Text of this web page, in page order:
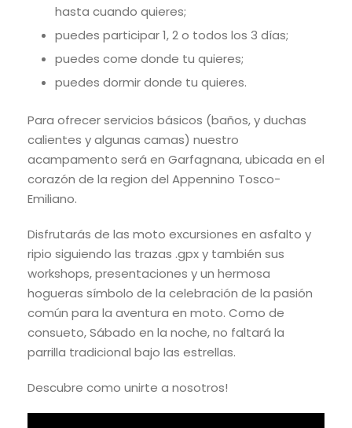
hasta cuando quieres;
puedes participar 1, 2 o todos los 3 días;
puedes come donde tu quieres;
puedes dormir donde tu quieres.
Para ofrecer servicios básicos (baños, y duchas
calientes y algunas camas) nuestro
acampamento será en Garfagnana, ubicada en el
corazón de la region del Appennino Tosco-
Emiliano.
Disfrutarás de las moto excursiones en asfalto y
ripio siguiendo las trazas .gpx y también sus
workshops, presentaciones y un hermosa
hogueras símbolo de la celebración de la pasión
común para la aventura en moto. Como de
consueto, Sábado en la noche, no faltará la
parrilla tradicional bajo las estrellas.
Descubre como unirte a nosotros!